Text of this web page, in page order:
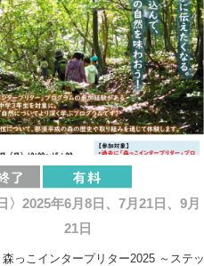
〉2025年6月8日、7月21日、9月
21日
森っこインタープリター2025 ～ステッ